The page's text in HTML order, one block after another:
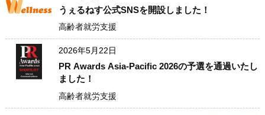
うぇるねす公式SNSを開設しました！
高齢者就労支援
2026年5月22日
PR Awards Asia-Pacific 2026の予選を通過いたし
ました！
高齢者就労支援